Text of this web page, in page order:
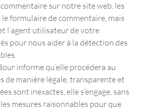
sur notre site web, les
formulaire de commentaire, mais
l’agent utilisateur de votre
pour nous aider à la détection des
informe qu’elle procédera au
de manière légale, transparente et
sont inexactes, elle s’engage, sans
mesures raisonnables pour que